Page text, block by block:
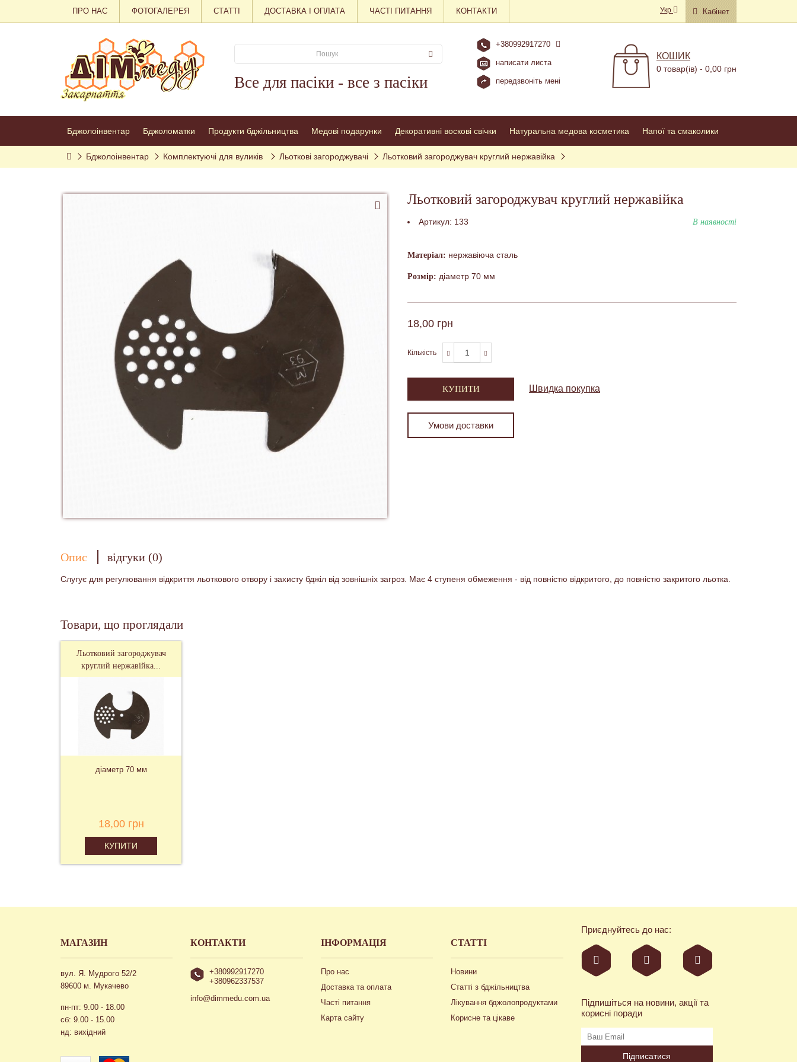
ПРО НАС ФОТОГАЛЕРЕЯ СТАТТІ ДОСТАВКА І ОПЛАТА ЧАСТІ ПИТАННЯ КОНТАКТИ Кабінет
Укр
Все для пасіки - все з пасіки
+380992917270
написати листа
передзвоніть мені
КОШИК
0 товар(ів) - 0,00 грн
Бджолоінвентар Бджоломатки Продукти бджільництва Медові подарунки Декоративні воскові свічки Натуральна медова косметика Напої та смаколики
Бджолоінвентар Комплектуючі для вуликів Льоткові загороджувачі Льотковий загороджувач круглий нержавійка
Льотковий загороджувач круглий нержавійка
Артикул: 133 В наявності
Матеріал: нержавіюча сталь
Розмір: діаметр 70 мм
18,00 грн
Кількість
КУПИТИ Швидка покупка
Умови доставки
Опис відгуки (0)
Слугує для регулювання відкриття льоткового отвору і захисту бджіл від зовнішніх загроз. Має 4 ступеня обмеження - від повністю відкритого, до повністю закритого льотка.
Товари, що проглядали
Льотковий загороджувач
круглий нержавійка...
діаметр 70 мм
18,00 грн
КУПИТИ
МАГАЗИН
вул. Я. Мудрого 52/2
89600 м. Мукачево
пн-пт: 9.00 - 18.00
сб: 9.00 - 15.00
нд: вихідний
КОНТАКТИ
+380992917270
+380962337537
info@dimmedu.com.ua
ІНФОРМАЦІЯ
Про нас
Доставка та оплата
Часті питання
Карта сайту
СТАТТІ
Новини
Статті з бджільництва
Лікування бджолопродуктами
Корисне та цікаве
Приєднуйтесь до нас:
Підпишіться на новини, акції та
корисні поради
Підписатися